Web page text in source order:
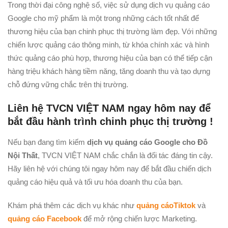
Trong thời đại công nghệ số, việc sử dụng dịch vụ quảng cáo
Google cho mỹ phẩm là một trong những cách tốt nhất để
thương hiệu của bạn chinh phục thị trường làm đẹp. Với những
chiến lược quảng cáo thông minh, từ khóa chính xác và hình
thức quảng cáo phù hợp, thương hiệu của bạn có thể tiếp cận
hàng triệu khách hàng tiềm năng, tăng doanh thu và tạo dựng
chỗ đứng vững chắc trên thị trường.
Liên hệ TVCN VIỆT NAM ngay hôm nay để
bắt đầu hành trình chinh phục thị trường !
Nếu bạn đang tìm kiếm dịch vụ quảng cáo Google cho Đồ
Nội Thất, TVCN VIỆT NAM chắc chắn là đối tác đáng tin cậy.
Hãy liên hệ với chúng tôi ngay hôm nay để bắt đầu chiến dịch
quảng cáo hiệu quả và tối ưu hóa doanh thu của bạn.
Khám phá thêm các dịch vụ khác như quảng cáoTiktok và
quảng cáo Facebook để mở rộng chiến lược Marketing.